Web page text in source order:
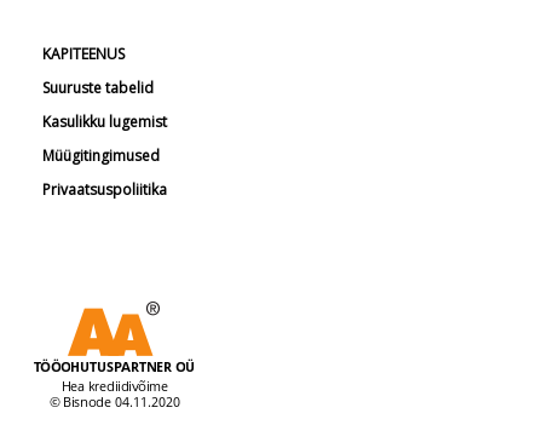
KAPITEENUS
Suuruste tabelid
Kasulikku lugemist
Müügitingimused
Privaatsuspoliitika